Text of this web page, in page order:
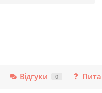
Відгуки 0